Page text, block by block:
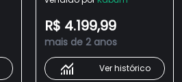
2BS/2BA, Bivolt, 12
Tomadas, 2 Exp
12V/18AH/45AH - 4508
R$ 4.199,99
mais de 2 anos
Ver histórico